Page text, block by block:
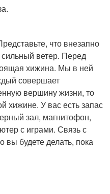
что внезапно
ветер. Перед
хижина. Мы в ней
совершает
вершину жизни, то
хижине. У вас есть запас
зал, магнитофон,
с играми. Связь с
будете делать, пока